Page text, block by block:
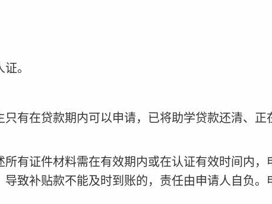
。
有在贷款期内可以申请，已将助学贷款还清、正
有证件材料需在有效期内或在认证有效时间内，
致补贴款不能及时到账的，责任由申请人自负。